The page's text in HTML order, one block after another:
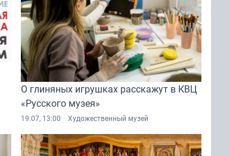
О глиняных игрушках расскажут в КВЦ
«Русского музея»
19.07, 13:00 Художественный музей